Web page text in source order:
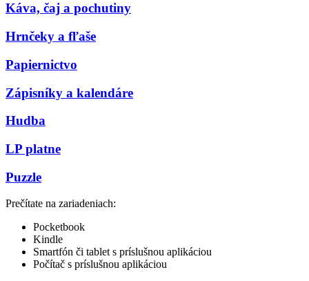
Káva, čaj a pochutiny
Hrnčeky a fľaše
Papiernictvo
Zápisníky a kalendáre
Hudba
LP platne
Puzzle
Prečítate na zariadeniach:
Pocketbook
Kindle
Smartfón či tablet s príslušnou aplikáciou
Počítač s príslušnou aplikáciou